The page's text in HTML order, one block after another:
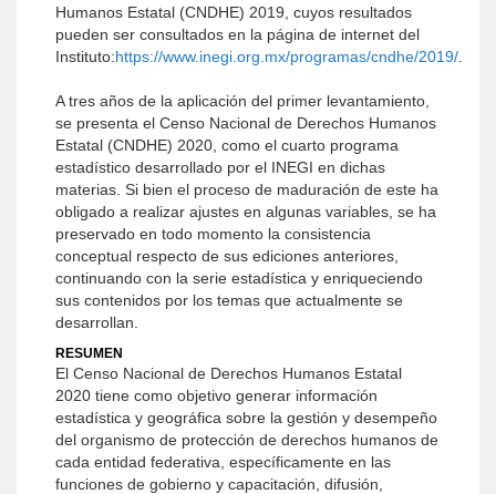
Humanos Estatal (CNDHE) 2019, cuyos resultados
pueden ser consultados en la página de internet del
Instituto:https://www.inegi.org.mx/programas/cndhe/2019/
A tres años de la aplicación del primer levantamiento,
se presenta el Censo Nacional de Derechos Humanos
Estatal (CNDHE) 2020, como el cuarto programa
estadístico desarrollado por el INEGI en dichas
materias. Si bien el proceso de maduración de este ha
obligado a realizar ajustes en algunas variables, se ha
preservado en todo momento la consistencia
conceptual respecto de sus ediciones anteriores,
continuando con la serie estadística y enriqueciendo
sus contenidos por los temas que actualmente se
desarrollan.
RESUMEN
El Censo Nacional de Derechos Humanos Estatal
2020 tiene como objetivo generar información
estadística y geográfica sobre la gestión y desempeño
del organismo de protección de derechos humanos de
cada entidad federativa, específicamente en las
funciones de gobierno y capacitación, difusión,